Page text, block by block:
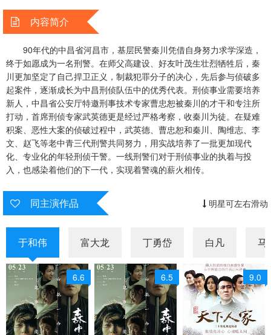
第22集
第25集 第26集 第27集
第28集 第29集 第30集
第31集 第32集 第33集
第34集 第35集 第36集
第37集 第38集
内容简介
90年代的中昌省河昌市，基层民警秦川凭借自身努力求学深造，
终于如愿成为一名刑警。在师父高建设、好友叶茂生壮烈牺牲后，秦
川更加坚定了自己捍卫正义，制裁犯罪分子的决心，先后参与侦破多
起案件，逐渐成长为中昌刑侦队伍中的优秀代表。刑侦事业需要培养
新人，中昌省公安厅特邀刑事技术专家曹忠恕被秦川的才干和专注所
打动，首席刑侦专家武英德更是经过严格考察，收秦川为徒。在疑难
积案、恶性大案的侦破过程中，武英德、曹忠恕和秦川、陶维志、李
文、赵飞等老中青三代刑警共同努力，用实战培养了一批更加现代
化、专业化的年轻刑侦干警。一线刑警们对于刑侦事业的执着与投
入，也感染着他们的下一代，实现着警魂的薪火相传。
同主演作品 明星可左右滑动
于和伟 富大龙 丁勇岱 白凡 马
6.6 6.5 9.0